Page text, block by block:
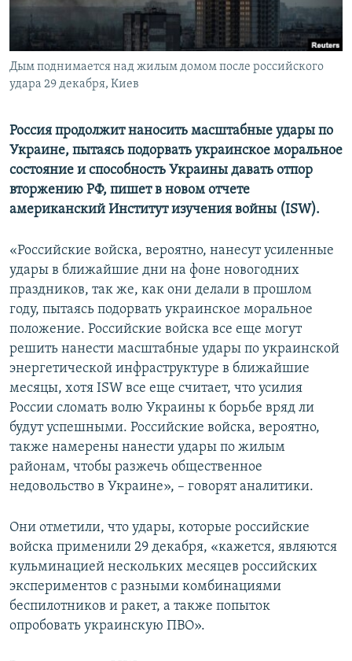
ПОБЕДИТЕЛЕЙ НЕ СУДЯТ?
КРЫМ.НЕПОКОРЕННЫЙ
ELIFBE
ПРИСОЕДИНЯЙТЕСЬ!
Дым поднимается над жилым домом после российского
удара 29 декабря, Киев
Россия продолжит наносить масштабные удары по
Украине, пытаясь подорвать украинское моральное
состояние и способность Украины давать отпор
вторжению РФ, пишет в новом отчете
американский Институт изучения войны (ISW).
«Российские войска, вероятно, нанесут усиленные
удары в ближайшие дни на фоне новогодних
праздников, так же, как они делали в прошлом
году, пытаясь подорвать украинское моральное
положение. Российские войска все еще могут
решить нанести масштабные удары по украинской
энергетической инфраструктуре в ближайшие
месяцы, хотя ISW все еще считает, что усилия
России сломать волю Украины к борьбе вряд ли
будут успешными. Российские войска, вероятно,
также намерены нанести удары по жилым
районам, чтобы разжечь общественное
недовольство в Украине», – говорят аналитики.
Они отметили, что удары, которые российские
войска применили 29 декабря, «кажется, являются
кульминацией нескольких месяцев российских
экспериментов с разными комбинациями
беспилотников и ракет, а также попыток
опробовать украинскую ПВО».